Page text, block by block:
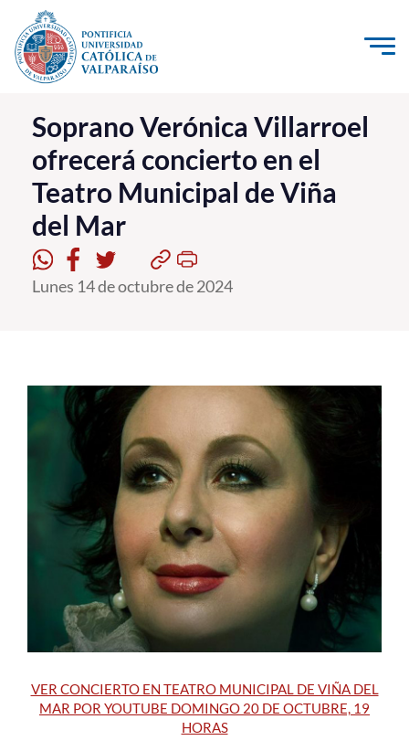
Click acá para ir directamente al contenido
La Universidad
Investigación, Creación e Innovación
PUCV Internacional
Vinculación con el Medio
Admisión
Formación Continua
Estudiantes
Académicos
Funcionarios
English
Soprano Verónica Villarroel
ofrecerá concierto en el
Teatro Municipal de Viña
del Mar
Lunes 14 de octubre de 2024
VER CONCIERTO EN TEATRO MUNICIPAL DE VIÑA DEL
MAR POR YOUTUBE DOMINGO 20 DE OCTUBRE, 19
HORAS